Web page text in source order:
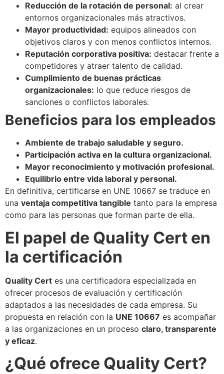
Reducción de la rotación de personal: al crear
entornos organizacionales más atractivos.
Mayor productividad: equipos alineados con
objetivos claros y con menos conflictos internos.
Reputación corporativa positiva: destacar frente a
competidores y atraer talento de calidad.
Cumplimiento de buenas prácticas
organizacionales: lo que reduce riesgos de
sanciones o conflictos laborales.
Beneficios para los empleados
Ambiente de trabajo saludable y seguro.
Participación activa en la cultura organizacional.
Mayor reconocimiento y motivación profesional.
Equilibrio entre vida laboral y personal.
En definitiva, certificarse en UNE 10667 se traduce en
una ventaja competitiva tangible tanto para la empresa
como para las personas que forman parte de ella.
El papel de Quality Cert en
la certificación
Quality Cert es una certificadora especializada en
ofrecer procesos de evaluación y certificación
adaptados a las necesidades de cada empresa. Su
propuesta en relación con la UNE 10667 es acompañar
a las organizaciones en un proceso claro, transparente
y eficaz.
¿Qué ofrece Quality Cert?